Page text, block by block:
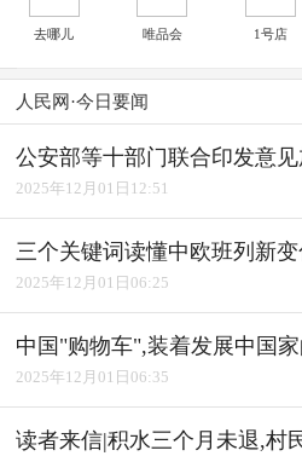
去哪儿 唯品会 1号店
人民网·今日要闻
公安部等十部门联合印发意
2025年12月01日12:51
三个关键词读懂中欧班列新
2025年12月01日06:25
中国"购物车",装着发展中国
2025年12月01日06:35
读者来信|积水三个月未退,村